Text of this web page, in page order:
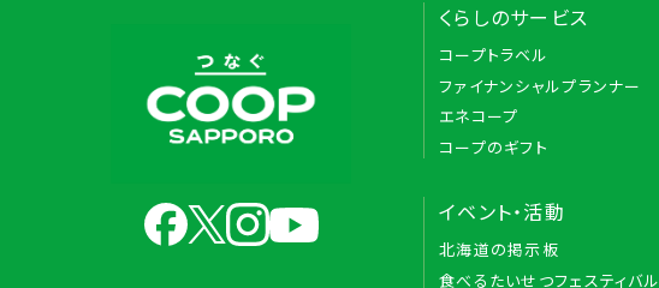
くらしのサービス
コープトラベル
ファイナンシャルプランナー
エネコープ
コープのギフト
イベント・活動
北海道の掲示板
食べるたいせつフェスティバル